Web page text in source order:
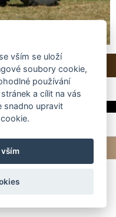
| 7 (čas ve vteřinách)
webových stránek
vším se uloží
soubory cookie,
používání
a cílit na vás
snadno upravit
vším